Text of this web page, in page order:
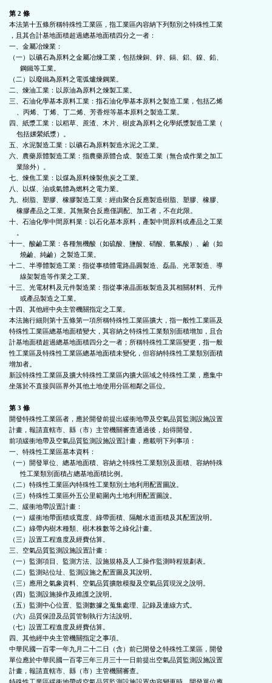
鈕
區
第 2 條
本法第十五條所稱特殊性工業區，指工業區內容納下列類別之特殊性工業
，且其合計基地面積超過總基地面積四分之一者：
一、金屬冶煉業：
（一）以礦石為原料之金屬冶煉工業，包括煉銅、鋅、鎘、鋁、鎳、鉛、
（二）以廢鐵為原料之電弧爐煉鋼業。
二、煉油工業：以原油為原料之煉製工業。
三、石油化學基本原料工業：指石油化學基本原料之製造工業，包括乙烯
四、紙漿工業：以稻草、蔗渣、木片、樹皮為原料之化學紙漿製造工業（
五、水泥製造工業：以礦石為原料製造水泥之工業。
六、農藥原體製造工業：指農藥原體合成、製造工業（無合成作業之加工
七、煉焦工業：以煤為原料煉製焦炭之工業。
八、以煤、油或氣體為燃料之電力業。
九、樹脂、塑膠、橡膠製造工業：經由聚合反應製造樹脂、塑膠、橡膠、
十、石油化學中間原料業：以石化基本原料，產製中間原料或產品之工業
十一、酸鹼工業：各種無機酸（如硫酸、鹽酸、硝酸、氫氟酸）、鹼（如
十二、半導體製造工業：指從事積體電路晶圓製造、磊晶、光罩製造、導
十三、光電材料及元件製造業：指從事液晶面板製造及其相關材料、元件
十四、其他經中央主管機關指定之工業。
本法施行細則第十五條第一項所稱特殊性工業區擴大，指一般性工業區及
特殊性工業區總基地面積變大，其容納之特殊性工業類別面積增加，且合
計基地面積超過總基地面積四分之一者；所稱特殊性工業區變更，指一般
性工業區及特殊性工業區總基地面積未變化，但容納特殊性工業類別面積
增加者。
新設特殊性工業區及擴大特殊性工業區內擴大區域之特殊性工業，應集中
坐落於不直接與區界外其他土地使用分區相鄰之區位。
第 3 條
開發特殊性工業區者，應於開發前提出緩衝地帶及空氣品質監測設施設置
計畫，報請直轄市、縣（市）主管機關審查通過後，始得開發。
前項緩衝地帶及空氣品質監測設施設置計畫，應載明下列事項：
一、特殊性工業區基本資料：
（一）開發單位、總基地面積、容納之特殊性工業類別及面積、容納特殊
      性工業類別面積占總基地面積比例。
（二）特殊性工業區內特殊性工業類別土地利用配置圖說。
（三）特殊性工業區外五公里範圍內土地利用配置圖說。
二、緩衝地帶設置計畫：
（一）緩衝地帶面積或寬度、綠帶面積、隔離水道面積及其配置說明。
（二）綠帶內樹木種類、樹木株數等之綠化計畫。
（三）設置工程進度及經費估算。
三、空氣品質監測設施設置計畫：
（一）監測項目、監測方法、設施規格及人工操作監測時程規劃表。
（二）監測站位址、監測設施之配置圖及其說明。
（三）應用之氣象資料、空氣品質擴散模擬及空氣品質現況之說明。
（四）監測設施操作及維護之說明。
（五）監測中心位置、監測數據之蒐集處理、記錄及連線方式。
（六）品質保證及品質管制執行方法說明。
（七）設置工程進度及經費估算。
四、其他經中央主管機關指定之事項。
中華民國一百零一年九月二十二日（含）前已開發之特殊性工業區，開發
單位應於中華民國一百零三年三月三十一日前提出空氣品質監測設施設置
計畫，報請直轄市、縣（市）主管機關審查。